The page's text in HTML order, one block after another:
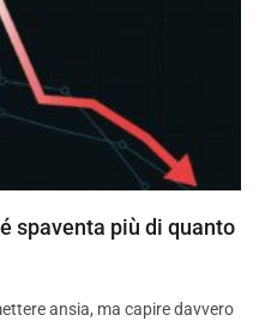
spaventa più di quanto
ansia, ma capire davvero